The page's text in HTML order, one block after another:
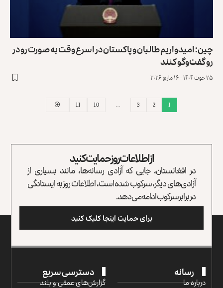
چین: امیدواریم طالبان و پاکستان در اسرع وقت به صورت رو در
رو گفت‌وگو کنند
۲۵ حوت ۱۴۰۴ - ۱۶ مارچ ۲۰۲۶
1
2
3
…
10
11
از اطلاعات روز حمایت کنید
در افغانستان، جایی که آزادی رسانه‌ها، مانند بسیاری از
آزادی‌های دیگر، سرکوب شده است، اطلاعات روز به ایستادگی
در برابر سرکوب ادامه می‌دهد.
برای حمایت اینجا کلیک کنید
رسانه
درباره ما
دسترسی سریع
گزارش‌‌های عمقی و بلند